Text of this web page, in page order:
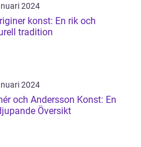
2024
konst: En rik och
tradition
2024
och Andersson Konst: En
Översikt